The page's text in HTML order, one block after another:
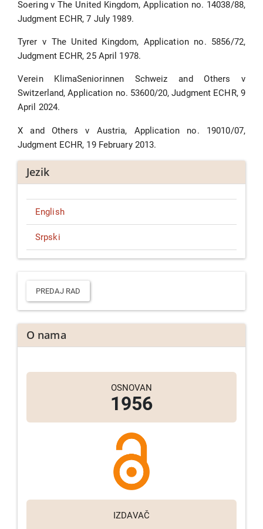
Soering v The United Kingdom, Application no. 14038/88,
Judgment ECHR, 7 July 1989.
Tyrer v The United Kingdom, Application no. 5856/72,
Judgment ECHR, 25 April 1978.
Verein KlimaSeniorinnen Schweiz and Others v
Switzerland, Application no. 53600/20, Judgment ECHR, 9
April 2024.
X and Others v Austria, Application no. 19010/07,
Judgment ECHR, 19 February 2013.
Jezik
English
Srpski
Predaj
radPREDAJ RAD
O nama
OSNOVAN
1956
IZDAVAČ